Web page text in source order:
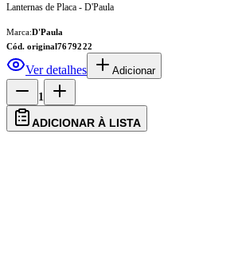
Lanternas de Placa - D'Paula
Marca:D'Paula
Cód. original7679222
Ver detalhes Adicionar
1
ADICIONAR À LISTA